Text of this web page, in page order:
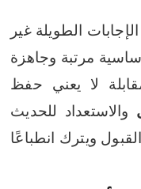
الطويلة غير
مرتبة وجاهزة
لا يعني حفظ
والاستعداد للحديث
ويترك انطباعًا